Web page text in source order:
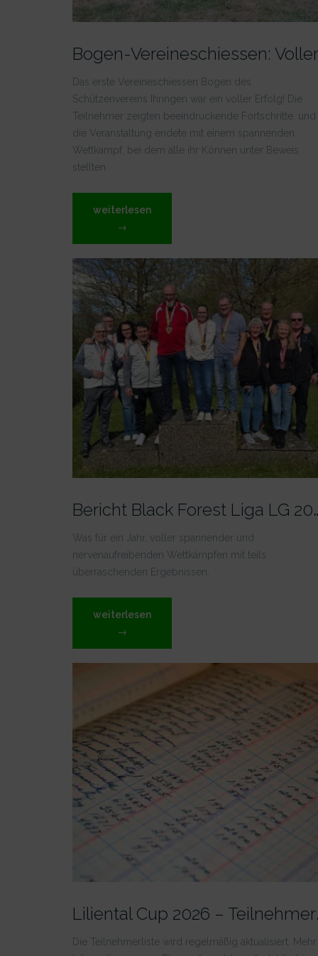
Das erste Vereineschiessen Bogen des
Schützenvereins Ihringen war ein voller Erfolg! Die
Teilnehmer zeigten beeindruckende Fortschritte, und
die Veranstaltung endete mit einem spannenden
Wettkampf, bei dem alle ihr Können unter Beweis
stellten.
„Bogen-
Vereineschiessen:
Voller
Erfolg!“
weiterlesen
→
ericht Black
Was für ein Jahr, voller spannender und
nervenaufreibenden Wettkämpfen mit teils
überraschenden Ergebnissen.
„Bericht
Forest
Liga
2025_2026“
weiterlesen
→
Die Teilnehmerliste wird regelmäßig aktualisiert. Mehr